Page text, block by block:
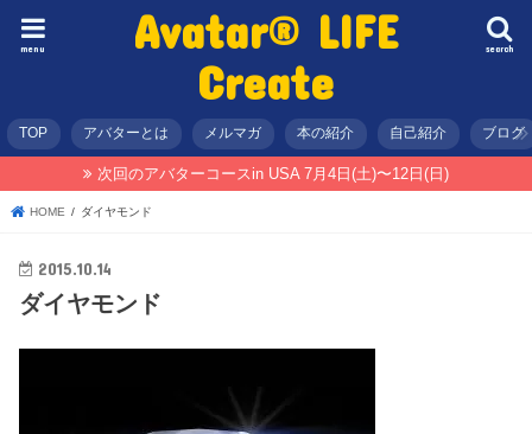
Avatar® LIFE
Create
search
menu
TOP アバターとは メルマガ 本の紹介 自己紹介 ブログ
次回のアバターコースin USA 7月4日(土)〜12日(日)
HOME ダイヤモンド
2015.10.14
ダイヤモンド